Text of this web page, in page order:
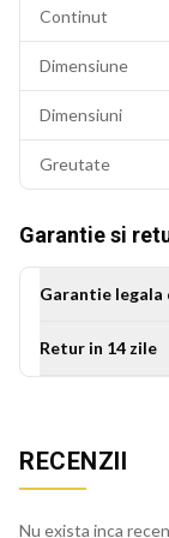
Este potrivita si
Continut
Dimensiune
Dimensiuni
Greutate
Garantie si
Garantie
Retur in 14 zile
RECENZII
Nu exista inca